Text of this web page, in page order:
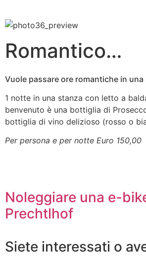
Romantico…
Vuole passare ore romantiche in
1 notte in una stanza con letto a
benvenuto è una bottiglia di
bottiglia di vino delizioso (rosso o
Per persona e per notte Euro 150,00
Noleggiare una e-
Prechtlhof
Siete interessati o